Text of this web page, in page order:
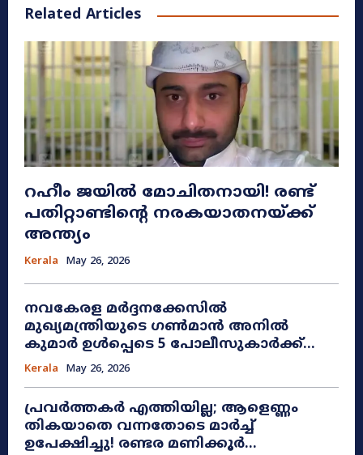
Related Articles
റഹീം ജയിൽ മോചിതനായി! രണ്ട്
പതിറ്റാണ്ടിന്റെ നരകയാതനയ്ക്ക്
അന്ത്യം
Kerala May 26, 2026
നവകേരള മർദ്ദനക്കേസിൽ
മുഖ്യമന്ത്രിയുടെ ഗൺമാൻ അനിൽ
കുമാർ ഉൾപ്പെടെ 5 പോലീസുകാർക്ക്...
Kerala May 26, 2026
പ്രവർത്തകർ എത്തിയില്ല; ആളെണ്ണം
തികയാതെ വന്നതോടെ മാർച്ച്
ഉപേക്ഷിച്ചു! രണ്ടര മണിക്കൂർ...